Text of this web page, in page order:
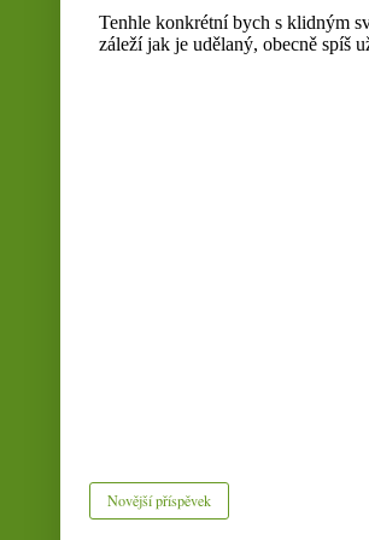
Novější příspěvek